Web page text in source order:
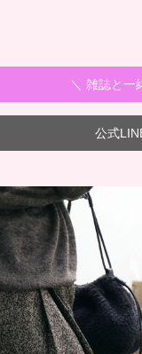
＼ 雑誌と一
公式